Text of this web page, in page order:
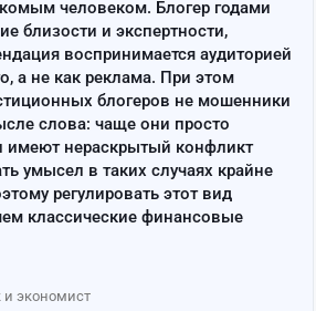
человеком. Блогер годами
близости и экспертности,
воспринимается аудиторией
а не как реклама. При этом
блогеров не мошенники
слова: чаще они просто
имеют нераскрытый конфликт
умысел в таких случаях крайне
регулировать этот вид
классические финансовые
экономист